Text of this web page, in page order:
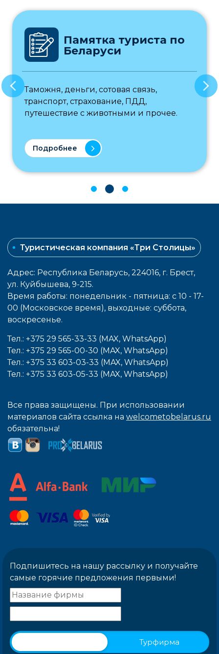
Памятка туриста по
Беларуси
Таможня, деньги, сотовая связь,
транспорт, страхование, ПДД,
путешествие с животными и прочее.
Подробнее
Туристическая компания «Три Столицы»
Адрес: Республика Беларусь, 224016, г. Брест,
ул. Куйбышева, 9-215.
Время работы: понедельник - пятница: с 10 - 17-
00 (Московское время), выходные: cуббота,
воcкресенье.
Тел.: +375 29 565-33-33 (MAX, WhatsApp)
Тел.: +375 29 565-00-30 (MAX, WhatsApp)
Тел.: +375 33 603-03-33 (MAX, WhatsApp)
Тел.: +375 33 603-05-33 (MAX, WhatsApp)
Все права защищены. При использовании
материалов сайта ссылка на welcometobelarus.ru
обязательна!
Подпишитесь на нашу рассылку и получайте
самые горячие предложения первыми!
Турфирма